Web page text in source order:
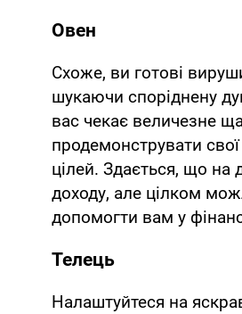
Овен
Схоже, ви готові
шукаючи споріднену
вас чекає величезне
продемонструвати
цілей. Здається, що
доходу, але цілком
допомогти вам у
Телець
Налаштуйтеся на